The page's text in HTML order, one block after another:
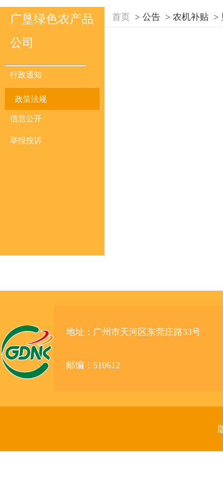
广垦绿色农产品
公司
行政通知
政策法规
信息公开
举报投诉
首页 > 公告 > 农机补贴 >
地址：广州市天河区东莞庄路33号
邮编：510612